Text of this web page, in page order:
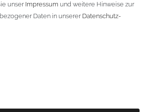
unser Impressum und weitere Hinweise zur
Daten in unserer Daten­schutz­